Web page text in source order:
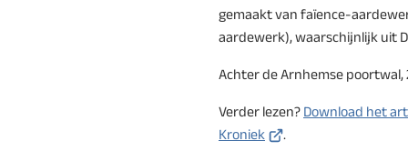
gemaakt van faïence-
aardewerk), waarschijnlijk uit
Achter de Arnhemse poortwal,
Verder lezen? Download het
Kroniek(Verwijst
.